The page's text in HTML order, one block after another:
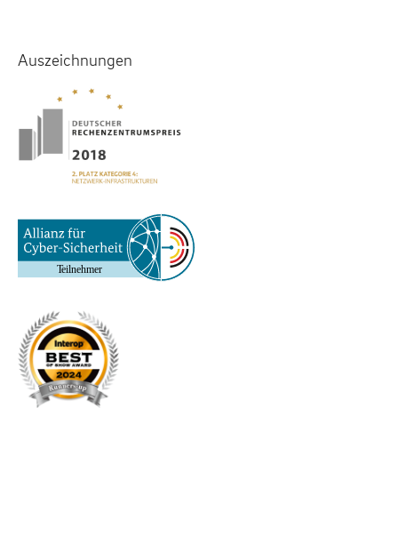
Auszeichnungen